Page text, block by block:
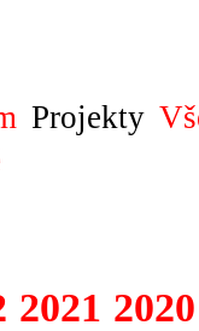
Projekty
2021 2020